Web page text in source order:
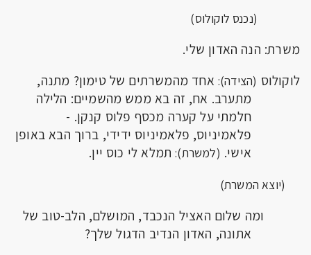
(נכנס לוקולוס)
משרת: הנה האדון שלי.
לוקולוס (הצידה): אחד מהמשרתים של טימון? מתנה,
מתערב. אח, זה בא ממש מהשמיים: הלילה
חלמתי על קערה מכסף פלוס קנקן. -
פלאמיניוס, פלאמיניוס ידידי, ברוך הבא באופן
אישי. (למשרת):תמלא לי כוס יין.
(יוצא המשרת)
ומה שלום האציל הנכבד, המושלם, הלב-טוב של
אתונה, האדון הנדיב הדגול שלך?